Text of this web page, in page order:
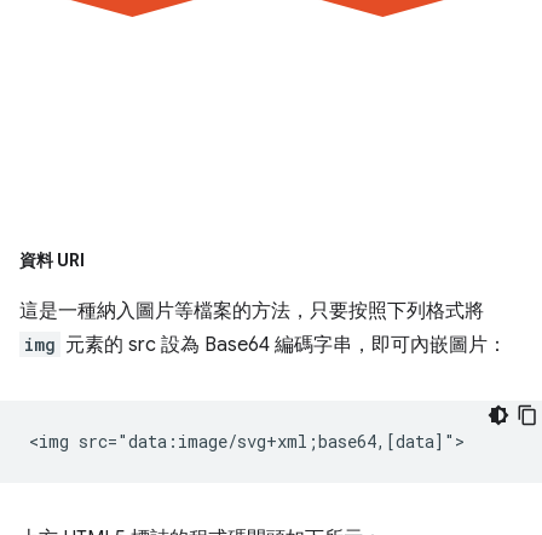
資料 URI
這是一種納入圖片等檔案的方法，只要按照下列格式將
img 元素的 src 設為 Base64 編碼字串，即可內嵌圖片：